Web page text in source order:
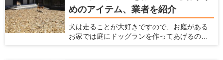
が染みついてしまったりします。 壁紙をすぐ
に交換しなくてはならないことも多いです
し、家中にペットの臭いが漂うという状態に
なってしまいます。これらの悩みを解消する
めのアイテム、業者を紹介
犬は走ることが大好きですので、お庭がある
お家では庭にドッグランを作ってあげるのが